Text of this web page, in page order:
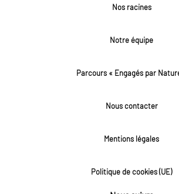
Nos racines
Notre équipe
Parcours « Engagés par
Nous contacter
Mentions légales
Politique de cookies (UE)